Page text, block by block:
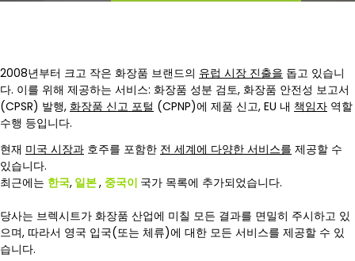
2008년부터 크고 작은 화장품 브랜드의 유럽 시장 진출을 돕고 있습니
다. 이를 위해 제공하는 서비스: 화장품 성분 검토, 화장품 안전성 보고서
(CPSR) 발행, 화장품 신고 포털 (CPNP)에 제품 신고, EU 내 책임자 역할
수행 등입니다.
현재 미국 시장과 호주를 포함한 전 세계에 다양한 서비스를 제공할 수
있습니다.
최근에는 한국, 일본, 중국이 국가 목록에 추가되었습니다.
당사는 브렉시트가 화장품 산업에 미칠 모든 결과를 면밀히 주시하고 있
으며, 따라서 영국 입국(또는 체류)에 대한 모든 서비스를 제공할 수 있
습니다.